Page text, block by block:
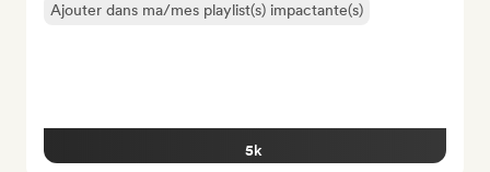
Ajouter dans ma/mes playlist(s) impactante(s)
5k